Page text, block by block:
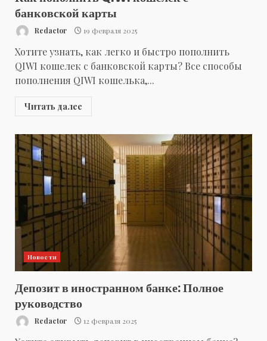
банковской карты
Redactor 19 февраля 2025
Хотите узнать, как легко и быстро пополнить
QIWI кошелек с банковской карты? Все способы
пополнения QIWI кошелька,...
Читать далее
Новости
Депозит в иностранном банке: Полное
руководство
Redactor 12 февраля 2025